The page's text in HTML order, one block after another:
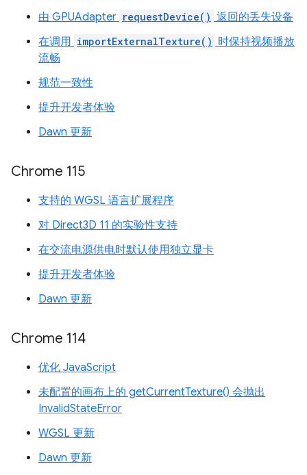
由 GPUAdapter requestDevice() 返回的丢失设备
在调用 importExternalTexture() 时保持视频播放
流畅
规范一致性
提升开发者体验
Dawn 更新
Chrome 115
支持的 WGSL 语言扩展程序
对 Direct3D 11 的实验性支持
在交流电源供电时默认使用独立显卡
提升开发者体验
Dawn 更新
Chrome 114
优化 JavaScript
未配置的画布上的 getCurrentTexture() 会抛出
InvalidStateError
WGSL 更新
Dawn 更新